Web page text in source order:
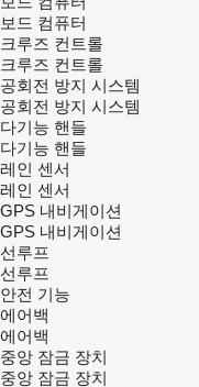
보드 컴퓨터
크루즈 컨트롤
크루즈 컨트롤
공회전 방지 시스템
공회전 방지 시스템
다기능 핸들
다기능 핸들
레인 센서
레인 센서
GPS 내비게이션
GPS 내비게이션
선루프
선루프
안전 기능
에어백
에어백
중앙 잠금 장치
중앙 잠금 장치